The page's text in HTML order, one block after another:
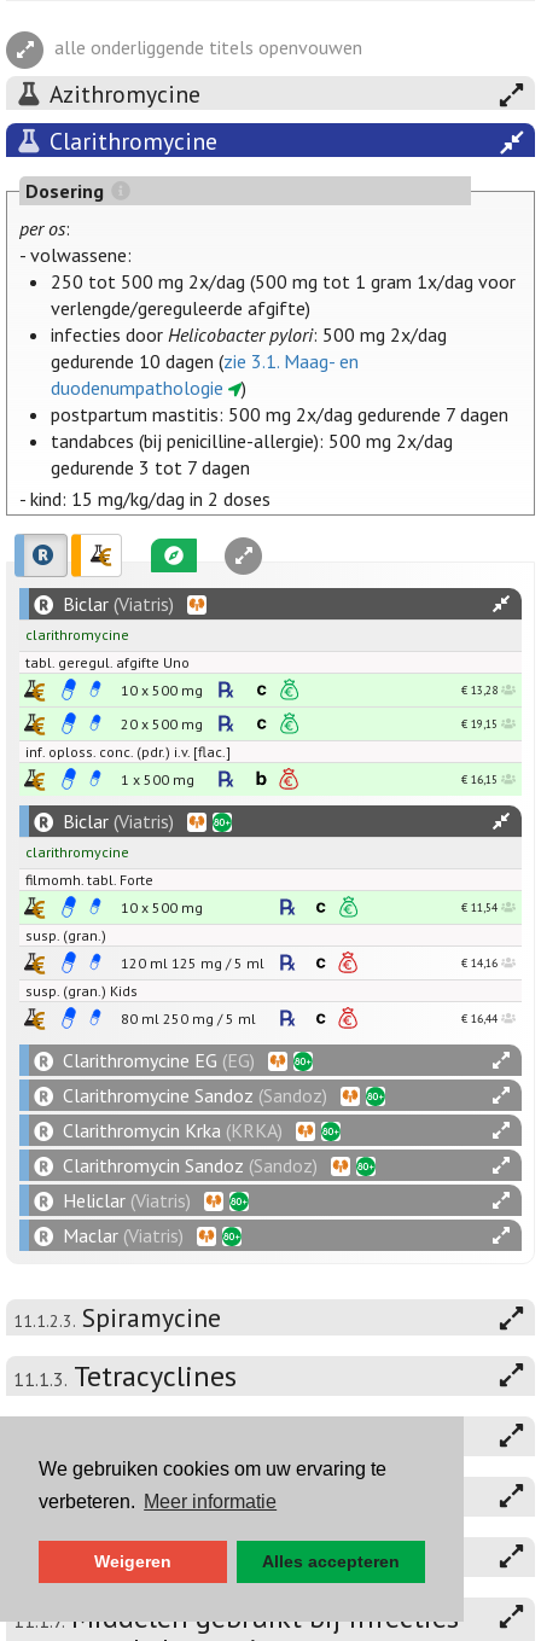
We gebruiken cookies om uw ervaring te
verbeteren. Meer informatie
Weigeren Alles accepteren
alle onderliggende titels openvouwen
Azithromycine
Clarithromycine
Dosering
per os:
- volwassene:
250 tot 500 mg 2x/dag (500 mg tot 1 gram 1x/dag voor
verlengde/gereguleerde afgifte)
infecties door Helicobacter pylori: 500 mg 2x/dag
gedurende 10 dagen (zie 3.1. Maag- en
duodenumpathologie
)
postpartum mastitis: 500 mg 2x/dag gedurende 7 dagen
tandabces (bij penicilline-allergie): 500 mg 2x/dag
gedurende 3 tot 7 dagen
- kind: 15 mg/kg/dag in 2 doses
Biclar (Viatris)
clarithromycine
tabl. geregul. afgifte Uno
10 x 500 mg € 13,28
20 x 500 mg € 19,15
inf. oploss. conc. (pdr.) i.v. [flac.]
1 x 500 mg € 16,15
Biclar (Viatris)
clarithromycine
filmomh. tabl. Forte
10 x 500 mg € 11,54
susp. (gran.)
120 ml 125 mg / 5 ml € 14,16
susp. (gran.) Kids
80 ml 250 mg / 5 ml € 16,44
Clarithromycine EG (EG)
Clarithromycine Sandoz (Sandoz)
Clarithromycin Krka (KRKA)
Clarithromycin Sandoz (Sandoz)
Heliclar (Viatris)
Maclar (Viatris)
11.1.2.3. Spiramycine
11.1.3. Tetracyclines
11.1.5. Chinolonen
Co-trimoxazol
11.1.7. Middelen gebruikt bij infecties